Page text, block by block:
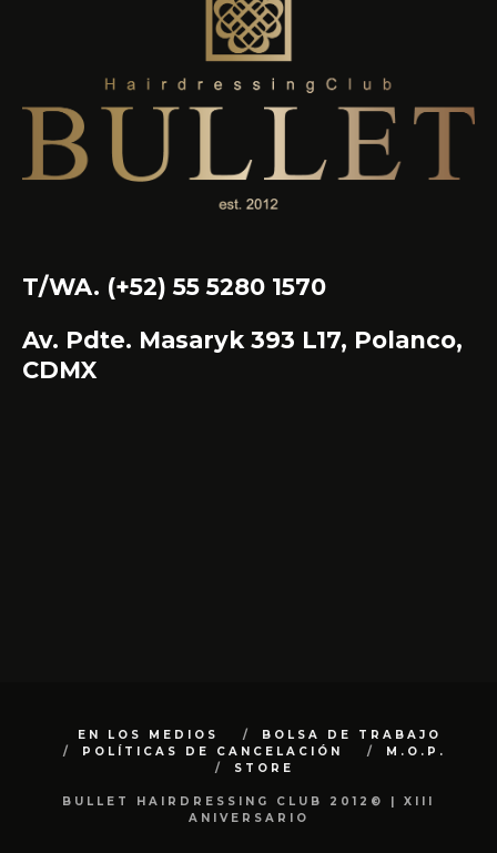
T/WA. (+52) 55 5280 1570
Av. Pdte. Masaryk 393 L17, Polanco,
CDMX
EN LOS MEDIOS
BOLSA DE TRABAJO
POLÍTICAS DE CANCELACIÓN
M.O.P.
STORE
BULLET HAIRDRESSING CLUB 2012© | XIII
ANIVERSARIO